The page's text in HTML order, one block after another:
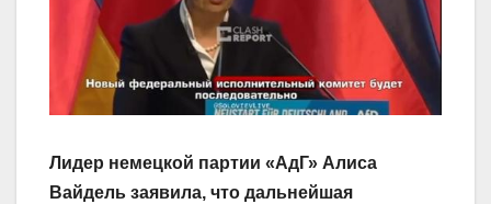
Лидер немецкой партии «АдГ» Алиса
Вайдель заявила, что дальнейшая